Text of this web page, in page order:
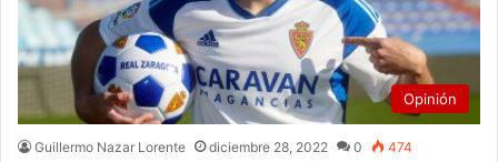
Opinión
Guillermo Nazar Lorente diciembre 28, 2022 0 474